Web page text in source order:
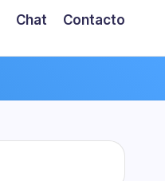
Chat Contacto